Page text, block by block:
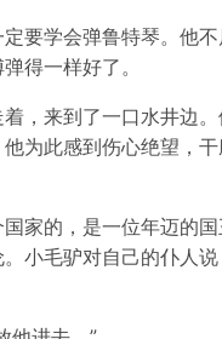
要学会弹鲁特琴。他
得一样好了。
，来到了一口水井边
为此感到伤心绝望，干
家的，是一位年迈的
小毛驴对自己的仆人说